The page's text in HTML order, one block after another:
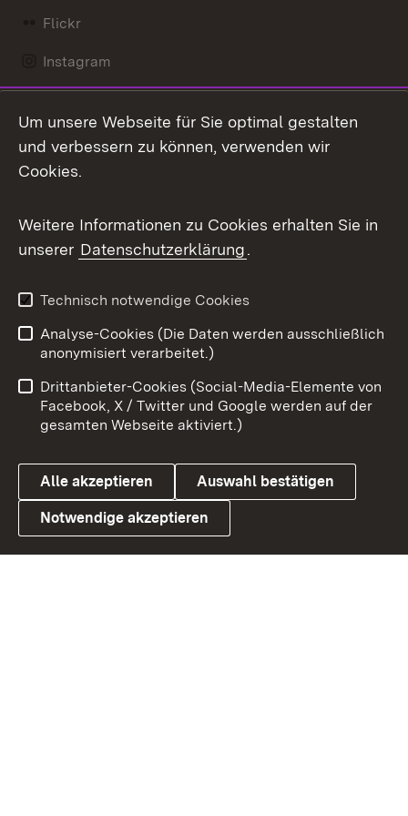
Flickr
Instagram
Mastodon
Messenger
Social Wall
X / Twitter
Youtube
Link zum Landesportal
Benutzungshinweise
Barrierefreiheit
Datenschutz
Cookies
Um unsere Webseite für Sie optimal gestalten
und verbessern zu können, verwenden wir
Cookies.
Weitere Informationen zu Cookies erhalten Sie in
unserer Datenschutzerklärung.
Technisch notwendige Cookies
Analyse-Cookies (Die Daten werden ausschließlich
anonymisiert verarbeitet.)
Drittanbieter-Cookies (Social-Media-Elemente von
Facebook, X / Twitter und Google werden auf der
gesamten Webseite aktiviert.)
Alle akzeptieren Auswahl bestätigen
Notwendige akzeptieren